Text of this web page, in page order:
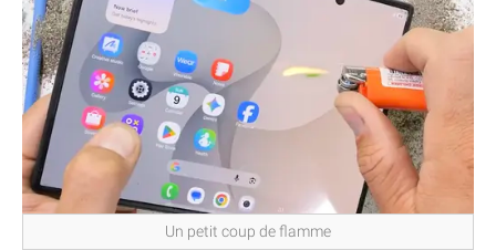
Un petit coup de flamme